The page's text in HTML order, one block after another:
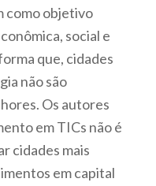
como objetivo
social e
que, cidades
não são
Os autores
em TICs não é
cidades mais
em capital